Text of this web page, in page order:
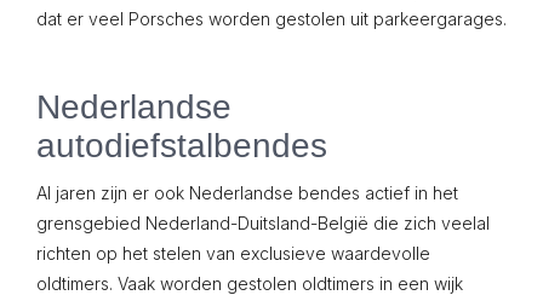
dat er veel Porsches worden gestolen uit parkeergarages.
Nederlandse
autodiefstalbendes
Al jaren zijn er ook Nederlandse bendes actief in het
grensgebied Nederland-Duitsland-België die zich veelal
richten op het stelen van exclusieve waardevolle
oldtimers. Vaak worden gestolen oldtimers in een wijk